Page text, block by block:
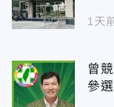
1天
曾
參